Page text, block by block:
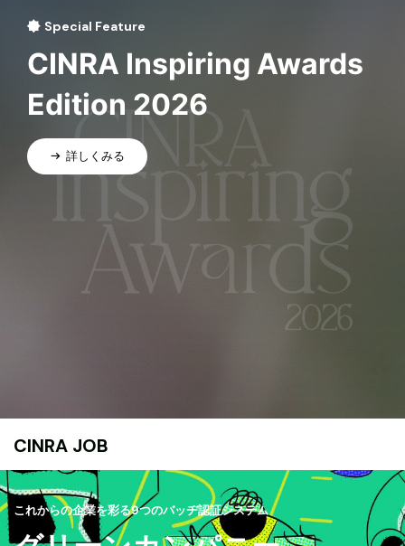
Special Feature
CINRA Inspiring Awards
Edition 2026
詳しくみる
CINRA JOB
これからの企業を彩る9つのバッヂ認証システム